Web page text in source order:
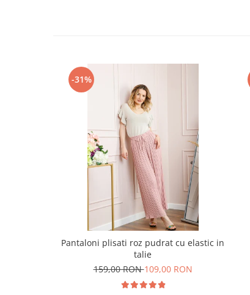
-31%
Pantaloni plisati roz pudrat cu elastic in
talie
159,00 RON109,00 RON